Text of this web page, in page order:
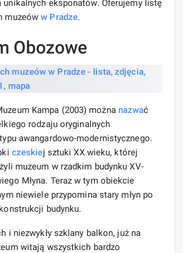
unikalnych eksponatów. Oferujemy listę
muzeóww Pradze.
Obozowe
Kampa (2003) można nazwać
rodzaju oryginalnych
awangardowo-modernistycznego.
czeskiej sztuki XX wieku, której
muzeum w rzadkim budynku XV-
Młyna. Teraz w tym obiekcie
niewiele przypomina stary młyn po
budynku.
i niezwykły szklany balkon, już na
witają wszystkich bardzo